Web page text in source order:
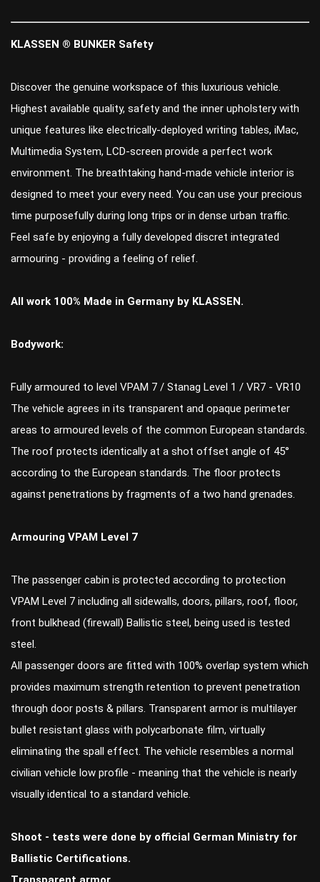
​KLASSEN ® BUNKER Safety
Discover the genuine workspace of this luxurious vehicle.
Highest available quality, safety and the inner upholstery with
unique features like electrically-deployed writing tables, iMac,
Multimedia System, LCD-screen provide a perfect work
environment. The breathtaking hand-made vehicle interior is
designed to meet your every need. You can use your precious
time purposefully during long trips or in dense urban traffic.
Feel safe by enjoying a fully developed discret integrated
armouring - providing a feeling of relief.
All work 100% Made in Germany by KLASSEN.
Bodywork:
Fully armoured to level VPAM 7 / Stanag Level 1 / VR7 - VR10
The vehicle agrees in its transparent and opaque perimeter
areas to armoured levels of the common European standards.
The roof protects identically at a shot offset angle of 45°
according to the European standards. The floor protects
against penetrations by fragments of a two hand grenades.
Armouring VPAM Level 7
The passenger cabin is protected according to protection
VPAM Level 7 including all sidewalls, doors, pillars, roof, floor,
front bulkhead (firewall) Ballistic steel, being used is tested
steel.
All passenger doors are fitted with 100% overlap system which
provides maximum strength retention to prevent penetration
through door posts & pillars. Transparent armor is multilayer
bullet resistant glass with polycarbonate film, virtually
eliminating the spall effect. The vehicle resembles a normal
civilian vehicle low profile - meaning that the vehicle is nearly
visually identical to a standard vehicle.
Shoot - tests were done by official German Ministry for
Ballistic Certifications.